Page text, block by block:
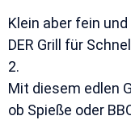
Klein aber fein
DER Grill für
2.
Mit diesem edlen
ob Spieße oder